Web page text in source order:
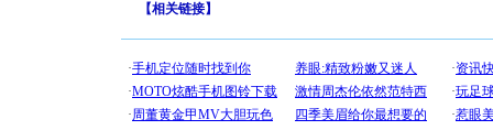
【相关链接】